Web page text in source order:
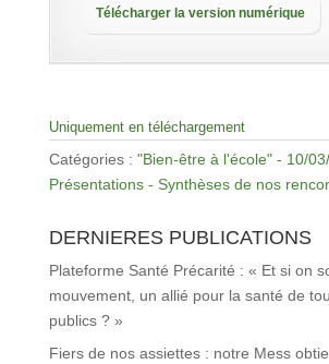
Télécharger la version numérique
Uniquement en téléchargement
Catégories : "Bien-être à l'école" - 10/
Présentations - Synthèses de nos
DERNIERES PUBLICATIONS
Plateforme Santé Précarité : « Et si on
mouvement, un allié pour la santé de
publics ? »
Fiers de nos assiettes : notre Mess